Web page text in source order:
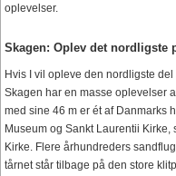
oplevelser.
Skagen: Oplev det nordligste
Hvis I vil opleve den nordligste
Skagen har en masse oplevelser
med sine 46 m er ét af Danmarks
Museum og Sankt Laurentii
Kirke. Flere århundreders
tårnet står tilbage på den store